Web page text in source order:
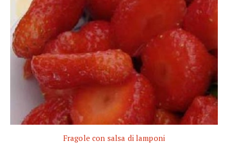
Fragole con salsa di lamponi